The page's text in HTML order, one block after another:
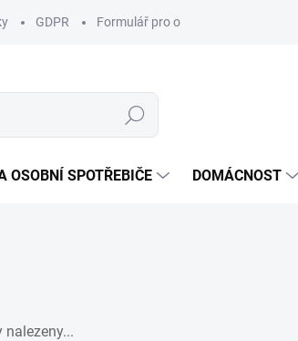
GDPR Formulář pro odstoupení od smlouvy
Hledat
OSOBNÍ SPOTŘEBIČE DOMÁCNOST
nalezeny...